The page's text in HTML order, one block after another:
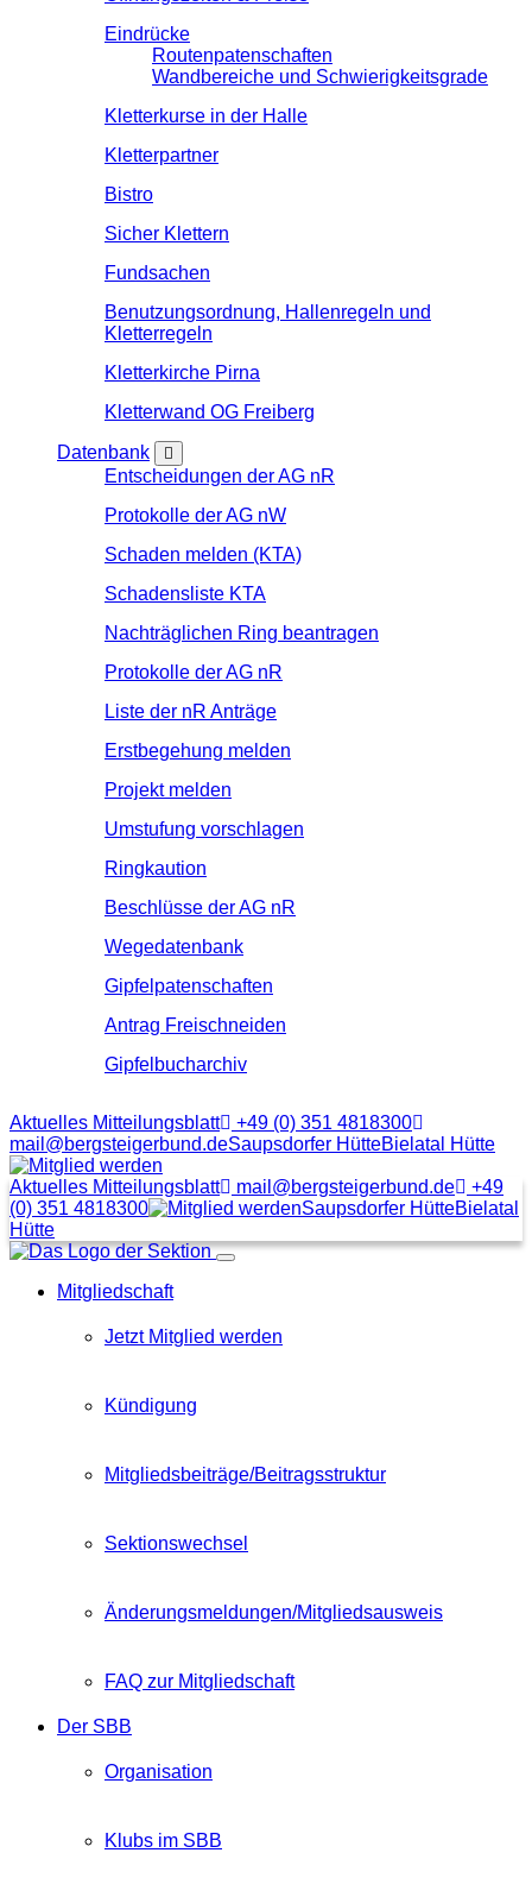
Eindrücke
Routenpatenschaften
Wandbereiche und Schwierigkeitsgrade
Kletterkurse in der Halle
Kletterpartner
Bistro
Sicher Klettern
Fundsachen
Benutzungsordnung, Hallenregeln und
Kletterregeln
Kletterkirche Pirna
Kletterwand OG Freiberg
Datenbank
Entscheidungen der AG nR
Protokolle der AG nW
Schaden melden (KTA)
Schadensliste KTA
Nachträglichen Ring beantragen
Protokolle der AG nR
Liste der nR Anträge
Erstbegehung melden
Projekt melden
Umstufung vorschlagen
Ringkaution
Beschlüsse der AG nR
Wegedatenbank
Gipfelpatenschaften
Antrag Freischneiden
Gipfelbucharchiv
Aktuelles Mitteilungsblatt
+49 (0) 351 4818300
mail@bergsteigerbund.deSaupsdorfer HütteBielatal Hütte
Klick
auf
Link
man
Beitragsformular
Aktuelles Mitteilungsblatt mail@bergsteigerbund.de
+49
(0) 351 4818300
Saupsdorfer HütteBielatal
Hütte
Menübutton
Mitgliedschaft
Jetzt Mitglied werden
Kündigung
Mitgliedsbeiträge/Beitragsstruktur
Sektionswechsel
Änderungsmeldungen/Mitgliedsausweis
FAQ zur Mitgliedschaft
Der SBB
Organisation
Klubs im SBB